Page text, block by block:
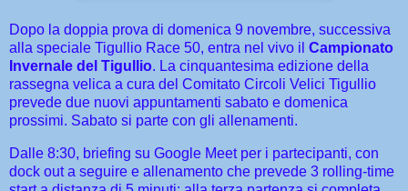
Dopo la doppia prova di domenica 9 novembre, successiva
alla speciale Tigullio Race 50, entra nel vivo il Campionato
Invernale del Tigullio. La cinquantesima edizione della
rassegna velica a cura del Comitato Circoli Velici Tigullio
prevede due nuovi appuntamenti sabato e domenica
prossimi. Sabato si parte con gli allenamenti.
Dalle 8:30, briefing su Google Meet per i partecipanti, con
dock out a seguire e allenamento che prevede 3 rolling-time